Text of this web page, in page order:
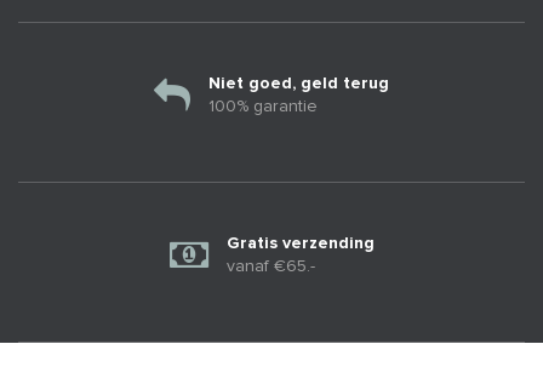
Niet goed, geld terug
100% garantie
Gratis verzending
vanaf €65.-